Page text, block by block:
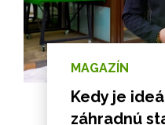
MAGAZÍN
Kedy je
záhradnú